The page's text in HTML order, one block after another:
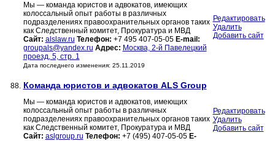
Мы — команда юристов и адвокатов, имеющих
колоссальный опыт работы в различных
подразделениях правоохранительных органов таких
как Следственный комитет, Прокуратура и МВД
Сайт: alslaw.ru Телефон: +7 495 407-05-05 E-mail:
groupals@yandex.ru Адрес: Москва, 2-й Павелецкий
проезд, 5, стр. 1
Дата последнего изменения: 25.11.2019
Редактировать
Удалить
Добавить сайт
88. Команда юристов и адвокатов ALS Group
Мы — команда юристов и адвокатов, имеющих
колоссальный опыт работы в различных
подразделениях правоохранительных органов таких
как Следственный комитет, Прокуратура и МВД
Сайт: aslgroup.ru Телефон: +7 (495) 407-05-05 E-
Редактировать
Удалить
Добавить сайт